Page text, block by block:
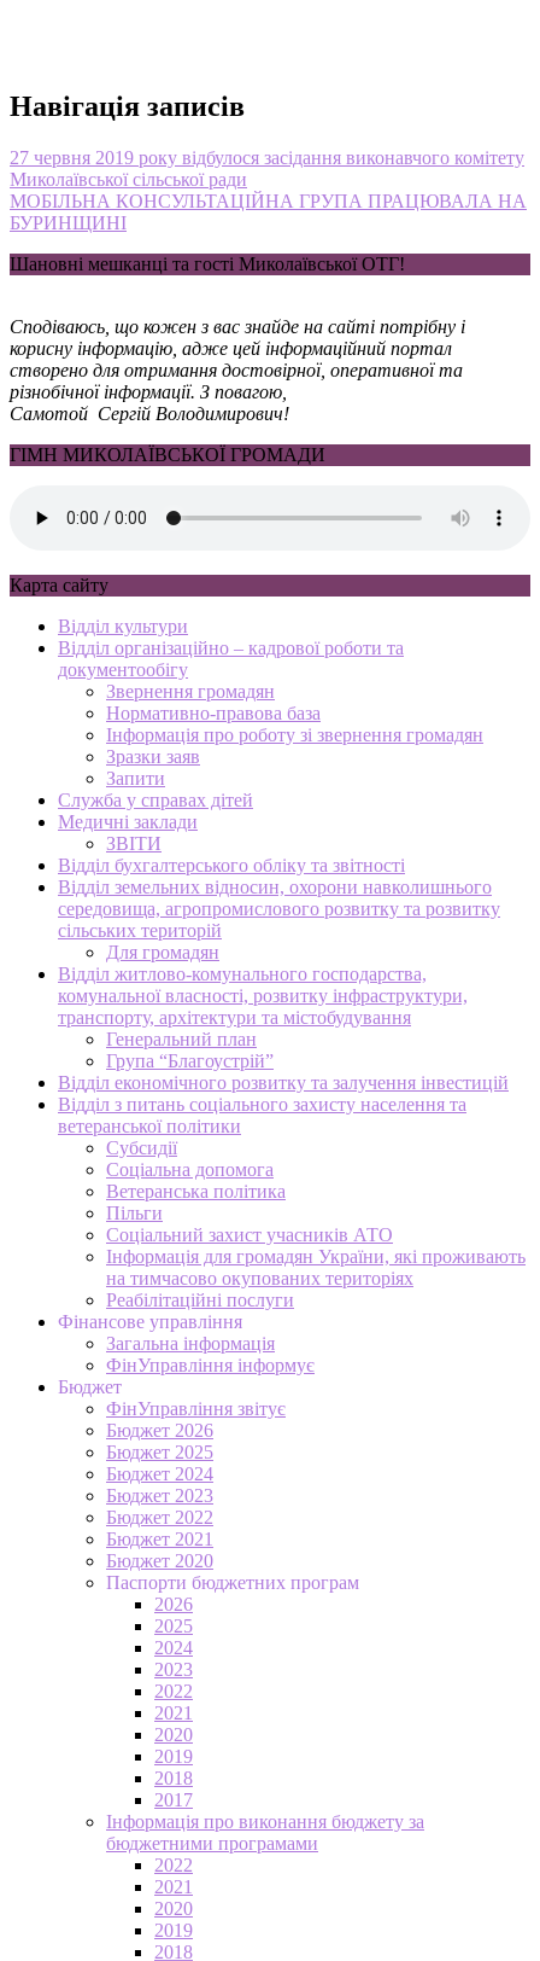
Навігація записів
27 червня 2019 року відбулося засідання виконавчого комітету
Миколаївської сільської ради
МОБІЛЬНА КОНСУЛЬТАЦІЙНА ГРУПА ПРАЦЮВАЛА НА
БУРИНЩИНІ
Шановні мешканці та гості Миколаївської ОТГ!
Сподіваюсь, що кожен з вас знайде на сайті потрібну і
корисну інформацію, адже цей інформаційний портал
створено для отримання достовірної, оперативної та
різнобічної інформації. З повагою,
Самотой Сергій Володимирович!
ГІМН МИКОЛАЇВСЬКОЇ ГРОМАДИ
Карта сайту
Відділ культури
Відділ організаційно – кадрової роботи та
документообігу
Звернення громадян
Нормативно-правова база
Інформація про роботу зі звернення громадян
Зразки заяв
Запити
Служба у справах дітей
Медичні заклади
ЗВІТИ
Відділ бухгалтерського обліку та звітності
Відділ земельних відносин, охорони навколишнього
середовища, агропромислового розвитку та розвитку
сільських територій
Для громадян
Відділ житлово-комунального господарства,
комунальної власності, розвитку інфраструктури,
транспорту, архітектури та містобудування
Генеральний план
Група “Благоустрій”
Відділ економічного розвитку та залучення інвестицій
Відділ з питань соціального захисту населення та
ветеранської політики
Субсидії
Соціальна допомога
Ветеранська політика
Пільги
Соціальний захист учасників АТО
Інформація для громадян України, які проживають
на тимчасово окупованих територіях
Реабілітаційні послуги
Фінансове управління
Загальна інформація
ФінУправління інформує
Бюджет
ФінУправління звітує
Бюджет 2026
Бюджет 2025
Бюджет 2024
Бюджет 2023
Бюджет 2022
Бюджет 2021
Бюджет 2020
Паспорти бюджетних програм
2026
2025
2024
2023
2022
2021
2020
2019
2018
2017
Інформація про виконання бюджету за
бюджетними програмами
2022
2021
2020
2019
2018